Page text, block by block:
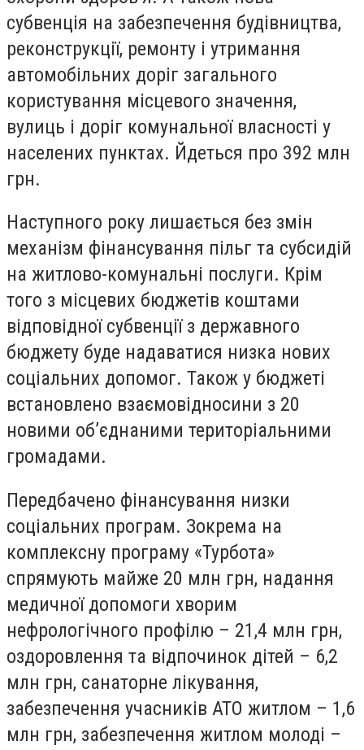
субвенція на забезпечення будівництва,
реконструкції, ремонту і утримання
автомобільних доріг загального
користування місцевого значення,
вулиць і доріг комунальної власності у
населених пунктах. Йдеться про 392 млн
грн.
Наступного року лишається без змін
механізм фінансування пільг та субсидій
на житлово-комунальні послуги. Крім
того з місцевих бюджетів коштами
відповідної субвенції з державного
бюджету буде надаватися низка нових
соціальних допомог. Також у бюджеті
встановлено взаємовідносини з 20
новими об’єднаними територіальними
громадами.
Передбачено фінансування низки
соціальних програм. Зокрема на
комплексну програму «Турбота»
спрямують майже 20 млн грн, надання
медичної допомоги хворим
нефрологічного профілю – 21,4 млн грн,
оздоровлення та відпочинок дітей – 6,2
млн грн, санаторне лікування,
забезпечення учасників АТО житлом – 1,6
млн грн, забезпечення житлом молоді –